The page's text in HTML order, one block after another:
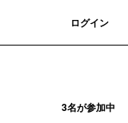
ログイン
3名が参加中